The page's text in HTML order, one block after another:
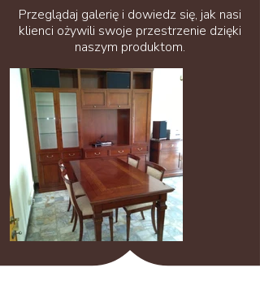
Przeglądaj galerię i dowiedz się, jak nasi
klienci ożywili swoje przestrzenie dzięki
naszym produktom.